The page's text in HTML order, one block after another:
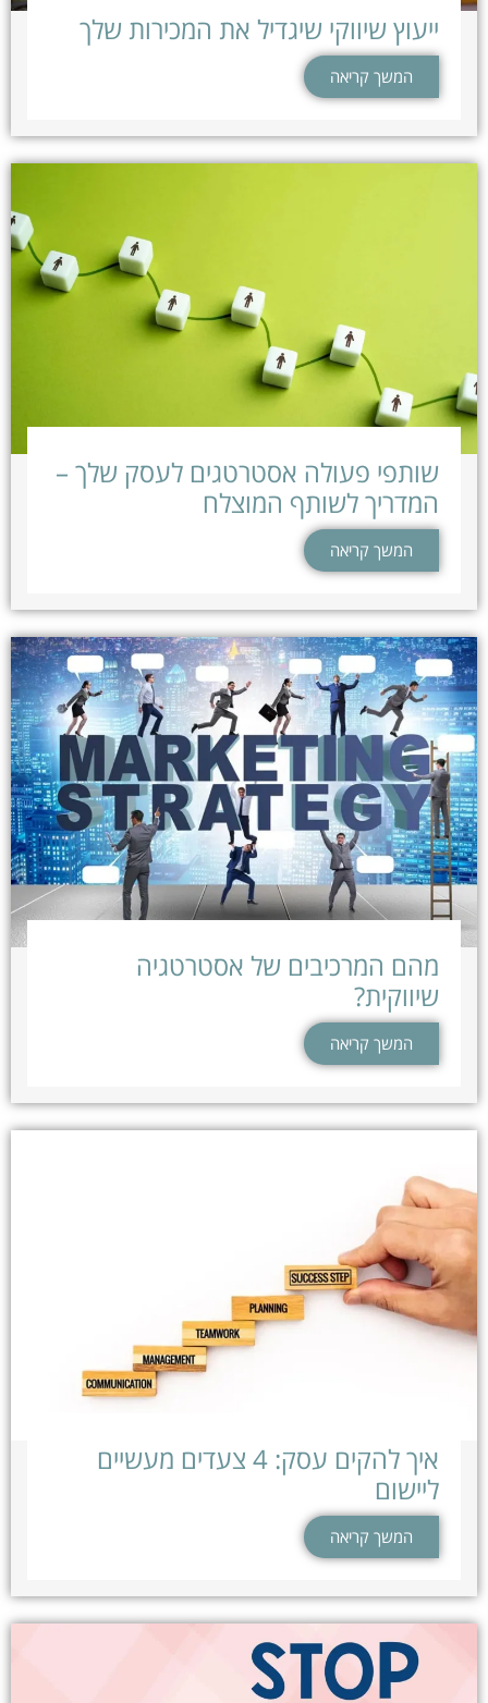
ייעוץ שיווקי שיגדיל את המכירות שלך
המשך קריאה
שותפי פעולה אסטרטגים לעסק שלך –
המדריך לשותף המוצלח
המשך קריאה
מהם המרכיבים של אסטרטגיה
שיווקית?
המשך קריאה
איך להקים עסק: 4 צעדים מעשיים
ליישום
המשך קריאה